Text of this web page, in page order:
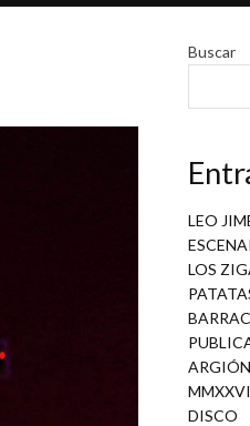
Buscar
LEO
LOS
DISCO